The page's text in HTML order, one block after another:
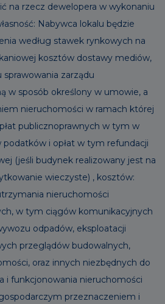
na rzecz dewelopera w wykonaniu
Nabywca lokalu będzie
według stawek rynkowych na
kosztów dostawy mediów,
zarządu
w sposób określony w umowie, a
nieruchomości w ramach której
publicznoprawnych w tym w
i opłat w tym refundacji
(jeśli budynek realizowany jest na
wieczyste) , kosztów:
nieruchomości
w tym ciągów komunikacyjnych
odpadów, eksploatacji
przeglądów budowalnych,
oraz innych niezbędnych do
i funkcjonowania nieruchomości
przeznaczeniem i